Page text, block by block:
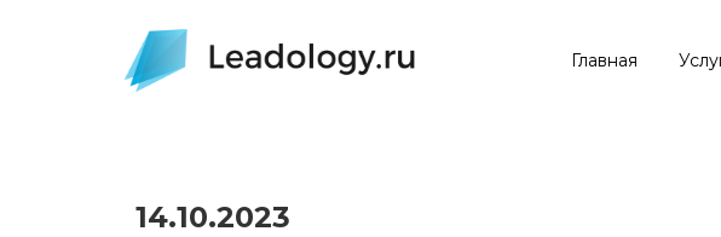
Главная
14.10.2023